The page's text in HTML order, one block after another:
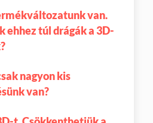
van.
ehhez túl drágák a 3D-
nagyon kis
van?